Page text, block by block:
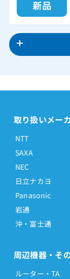
取り扱いメー
NTT
SAXA
NEC
日立ナカヨ
Panasonic
岩通
沖・富士通
周辺機器・そ
ルーター・TA